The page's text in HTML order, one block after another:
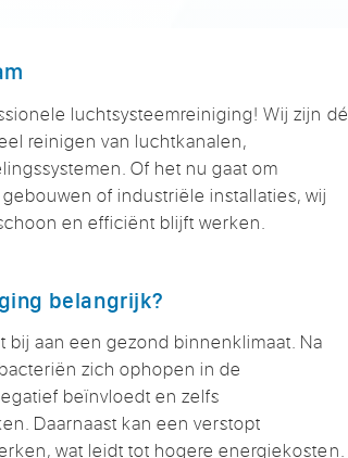
luchtsysteemreiniging! Wij zijn dé
reinigen van luchtkanalen,
Of het nu gaat om
of industriële installaties, wij
en efficiënt blijft werken.
belangrijk?
aan een gezond binnenklimaat. Na
zich ophopen in de
beïnvloedt en zelfs
Daarnaast kan een verstopt
wat leidt tot hogere energiekosten.